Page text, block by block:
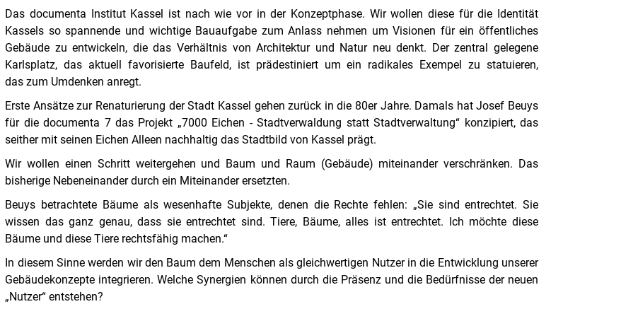
Das documenta Institut Kassel ist nach wie vor in der Konzeptphase. Wir wollen diese für die Identität
Kassels so spannende und wichtige Bauaufgabe zum Anlass nehmen um Visionen für ein öffentliches
Gebäude zu entwickeln, die das Verhältnis von Architektur und Natur neu denkt. Der zentral gelegene
Karlsplatz, das aktuell favorisierte Baufeld, ist prädestiniert um ein radikales Exempel zu statuieren,
das zum Umdenken anregt.
Erste Ansätze zur Renaturierung der Stadt Kassel gehen zurück in die 80er Jahre. Damals hat Josef Beuys
für die documenta 7 das Projekt „7000 Eichen - Stadtverwaldung statt Stadtverwaltung“ konzipiert, das
seither mit seinen Eichen Alleen nachhaltig das Stadtbild von Kassel prägt.
Wir wollen einen Schritt weitergehen und Baum und Raum (Gebäude) miteinander verschränken. Das
bisherige Nebeneinander durch ein Miteinander ersetzten.
Beuys betrachtete Bäume als wesenhafte Subjekte, denen die Rechte fehlen: „Sie sind entrechtet. Sie
wissen das ganz genau, dass sie entrechtet sind. Tiere, Bäume, alles ist entrechtet. Ich möchte diese
Bäume und diese Tiere rechtsfähig machen.“
In diesem Sinne werden wir den Baum dem Menschen als gleichwertigen Nutzer in die Entwicklung unserer
Gebäudekonzepte integrieren. Welche Synergien können durch die Präsenz und die Bedürfnisse der neuen
„Nutzer“ entstehen?